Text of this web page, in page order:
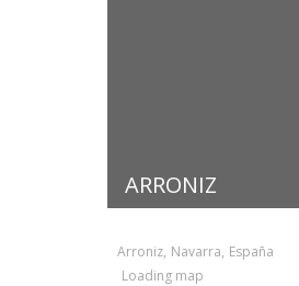
ARRONIZ
Arroniz, Navarra, España
Loading map